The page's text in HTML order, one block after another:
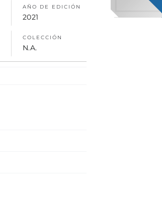
AÑO DE EDICIÓN
2021
COLECCIÓN
N.A.